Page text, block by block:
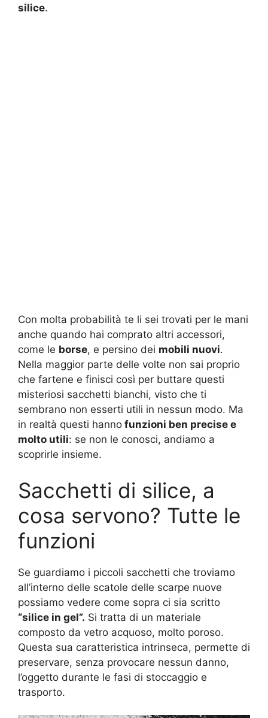
silice.
Con molta probabilità te li sei trovati per le mani
anche quando hai comprato altri accessori,
come le borse, e persino dei mobili nuovi.
Nella maggior parte delle volte non sai proprio
che fartene e finisci così per buttare questi
misteriosi sacchetti bianchi, visto che ti
sembrano non esserti utili in nessun modo. Ma
in realtà questi hanno funzioni ben precise e
molto utili: se non le conosci, andiamo a
scoprirle insieme.
Sacchetti di silice, a
cosa servono? Tutte le
funzioni
Se guardiamo i piccoli sacchetti che troviamo
all’interno delle scatole delle scarpe nuove
possiamo vedere come sopra ci sia scritto
“silice in gel”. Si tratta di un materiale
composto da vetro acquoso, molto poroso.
Questa sua caratteristica intrinseca, permette di
preservare, senza provocare nessun danno,
l’oggetto durante le fasi di stoccaggio e
trasporto.